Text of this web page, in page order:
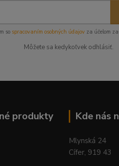
so spracovaním osobných údajovza účelom
Môžete sa kedykoľvek odhlásiť.
produkty Kde nás
Mlynská 24
Cífer, 919 43